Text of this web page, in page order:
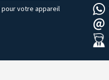
pour votre appareil